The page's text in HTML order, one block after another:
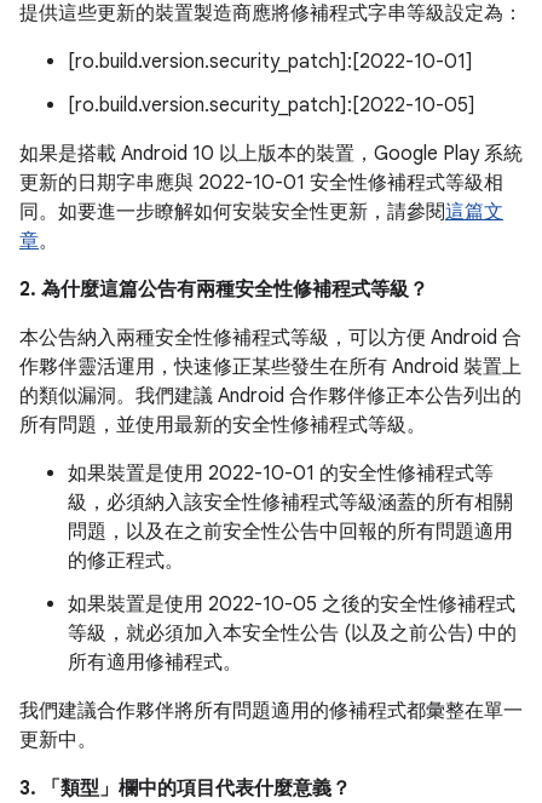
提供這些更新的裝置製造商應將修補程式字串等級設定為：
[ro.build.version.security_patch]:[2022-10-01]
[ro.build.version.security_patch]:[2022-10-05]
如果是搭載 Android 10 以上版本的裝置，Google Play 系統
更新的日期字串應與 2022-10-01 安全性修補程式等級相
同。如要進一步瞭解如何安裝安全性更新，請參閱這篇文
章。
2. 為什麼這篇公告有兩種安全性修補程式等級？
本公告納入兩種安全性修補程式等級，可以方便 Android 合
作夥伴靈活運用，快速修正某些發生在所有 Android 裝置上
的類似漏洞。我們建議 Android 合作夥伴修正本公告列出的
所有問題，並使用最新的安全性修補程式等級。
如果裝置是使用 2022-10-01 的安全性修補程式等
級，必須納入該安全性修補程式等級涵蓋的所有相關
問題，以及在之前安全性公告中回報的所有問題適用
的修正程式。
如果裝置是使用 2022-10-05 之後的安全性修補程式
等級，就必須加入本安全性公告 (以及之前公告) 中的
所有適用修補程式。
我們建議合作夥伴將所有問題適用的修補程式都彙整在單一
更新中。
3. 「類型」 欄中的項目代表什麼意義？